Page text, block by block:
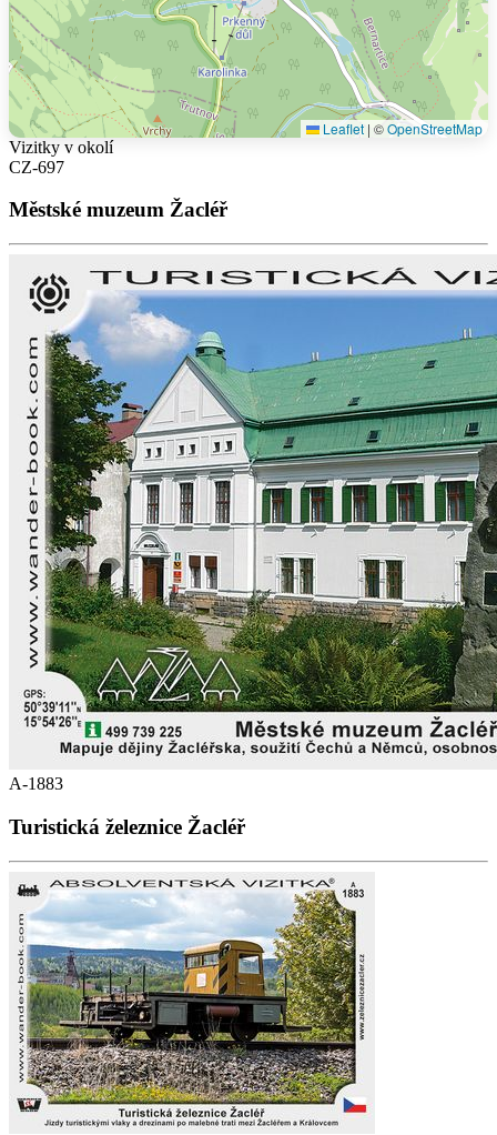
Leaflet | ©OpenStreetMap
Vizitky v okolí
CZ-697
Městské muzeum Žacléř
A-1883
Turistická železnice Žacléř